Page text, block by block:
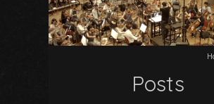
Posts